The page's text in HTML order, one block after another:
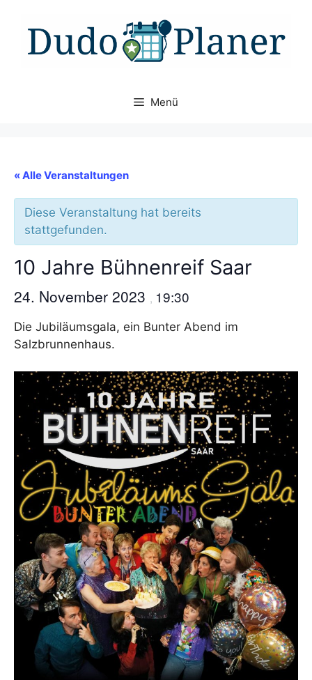
Inhalt
springen
Menü
« Alle Veranstaltungen
Diese Veranstaltung hat bereits
stattgefunden.
10 Jahre Bühnenreif Saar
24. November 2023 , 19:30
Die Jubiläumsgala, ein Bunter Abend im
Salzbrunnenhaus.